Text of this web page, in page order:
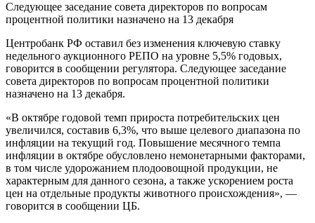
Следующее заседание совета директоров по вопросам
процентной политики назначено на 13 декабря
Центробанк РФ оставил без изменения ключевую ставку
недельного аукционного РЕПО на уровне 5,5% годовых,
говорится в сообщении регулятора. Следующее заседание
совета директоров по вопросам процентной политики
назначено на 13 декабря.
«В октябре годовой темп прироста потребительских цен
увеличился, составив 6,3%, что выше целевого диапазона по
инфляции на текущий год. Повышение месячного темпа
инфляции в октябре обусловлено немонетарными факторами,
в том числе удорожанием плодоовощной продукции, не
характерным для данного сезона, а также ускорением роста
цен на отдельные продукты животного происхождения», —
говорится в сообщении ЦБ.